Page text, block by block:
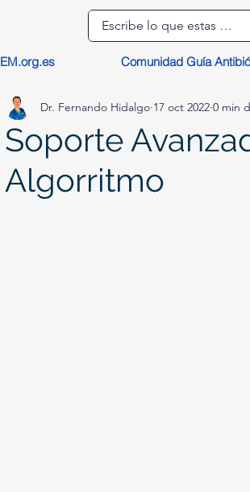
EM.org.es Comunidad Guía
Soporte
Algorritmo
Dr. Fernando Hidalgo 17 oct 2022 0 min